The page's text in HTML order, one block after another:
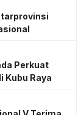
Perkuat
Kubu Raya